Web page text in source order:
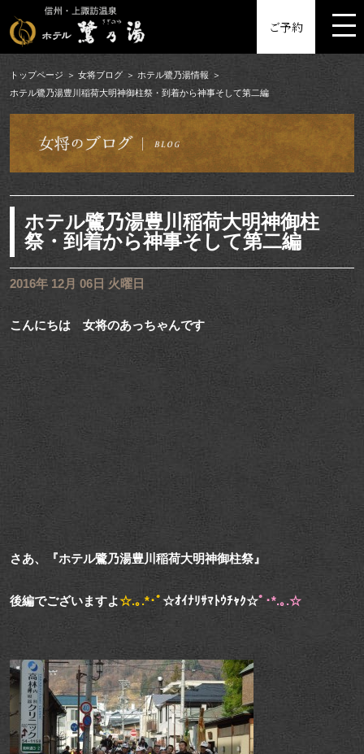
ご予約
トップページ 女将ブログ
ホテル鷺乃湯情報
ホテル鷺乃湯豊川稲荷大明神御柱祭・到着から神事そして第二編
ホテル鷺乃湯豊川稲荷大明神御柱
祭・到着から神事そして第二編
2016年 12月 06日 火曜日
こんにちは 女将のあっちゃんです
さあ、『ホテル鷺乃湯豊川稲荷大明神御柱祭』
後編でございますよ☆.｡.*･ﾟ☆ｵｲﾅﾘｻﾏﾄｳﾁｬｸ☆ﾟ･*.｡.☆